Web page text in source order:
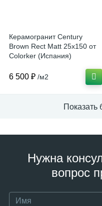
Керамогранит Century
Brown Rect Matt 25x150 от
Colorker (Испания)
6 500 ₽ /м2
Показать
Нужна
вопрос